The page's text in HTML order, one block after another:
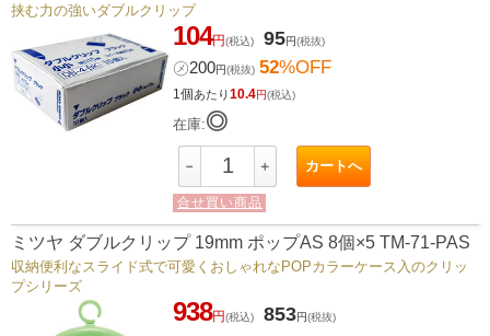
挟む力の強いダブルクリップ
104円(税込) 95円(税抜)
㋱200円(税抜) 52%OFF
1個あたり10.4円(税込)
在庫:◎
－ ＋ カートへ
合せ買い商品
ミツヤ ダブルクリップ 19mm ポップAS 8個×5 TM-71-PAS
収納便利なスライド式で可愛くおしゃれなPOPカラーケース入のクリッ
プシリーズ
938円(税込) 853円(税抜)